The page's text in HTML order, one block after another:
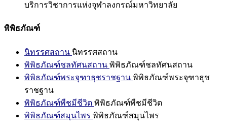
บริการวิชาการแห่งจุฬาลงกรณ์มหาวิทยาลัย
พิพิธภัณฑ์
นิทรรศสถาน นิทรรศสถาน
พิพิธภัณฑ์ชลทัศนสถาน พิพิธภัณฑ์ชลทัศนสถาน
พิพิธภัณฑ์พระจุฑาธุชราชฐาน พิพิธภัณฑ์พระจุฑาธุช
ราชฐาน
พิพิธภัณฑ์พืชมีชีวิต พิพิธภัณฑ์พืชมีชีวิต
พิพิธภัณฑ์สมุนไพร พิพิธภัณฑ์สมุนไพร